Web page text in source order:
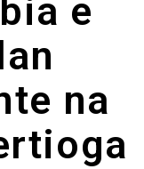
e
na